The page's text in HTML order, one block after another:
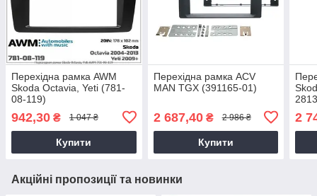
Перехідна рамка AWM
Skoda Octavia, Yeti (781-
08-119)
942,30 ₴ 1 047 ₴
Купити
Перехідна рамка ACV
MAN TGX (391165-01)
2 687,40₴ 2 986 ₴
Купити
2
Акційні пропозиції та новинки